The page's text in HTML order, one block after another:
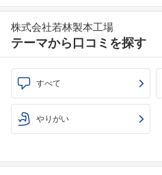
株式会社若林製本工場
テーマから口コミを探す
すべて
やりがい